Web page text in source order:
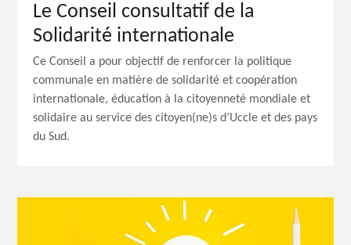
Le Conseil consultatif de la
Solidarité internationale
Ce Conseil a pour objectif de renforcer la politique
communale en matière de solidarité et coopération
internationale, éducation à la citoyenneté mondiale et
solidaire au service des citoyen(ne)s d’Uccle et des pays
du Sud.